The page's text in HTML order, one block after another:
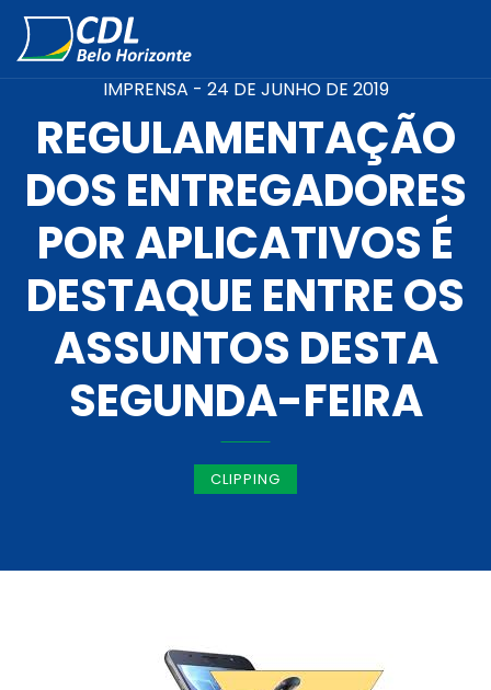
IMPRENSA - 24 DE JUNHO DE 2019
REGULAMENTAÇÃO
DOS ENTREGADORES
POR APLICATIVOS É
DESTAQUE ENTRE OS
ASSUNTOS DESTA
SEGUNDA-FEIRA
CLIPPING